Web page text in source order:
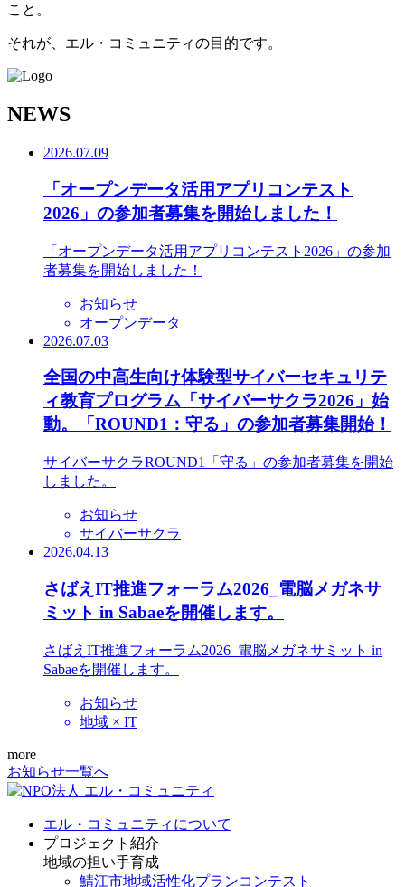
こと。
それが、エル・コミュニティの目的です。
NEWS
2026.07.09
「オープンデータ活用アプリコンテスト
2026」の参加者募集を開始しました！
「オープンデータ活用アプリコンテスト2026」の参加
者募集を開始しました！
お知らせ
オープンデータ
2026.07.03
全国の中高生向け体験型サイバーセキュリテ
ィ教育プログラム「サイバーサクラ2026」始
動。「ROUND1：守る」の参加者募集開始！
サイバーサクラROUND1「守る」の参加者募集を開始
しました。
お知らせ
サイバーサクラ
2026.04.13
さばえIT推進フォーラム2026_電脳メガネサ
ミット in Sabaeを開催します。
さばえIT推進フォーラム2026_電脳メガネサミット in
Sabaeを開催します。
お知らせ
地域 × IT
more
お知らせ一覧へ
エル・コミュニティについて
プロジェクト紹介
地域の担い手育成
鯖江市地域活性化プランコンテスト